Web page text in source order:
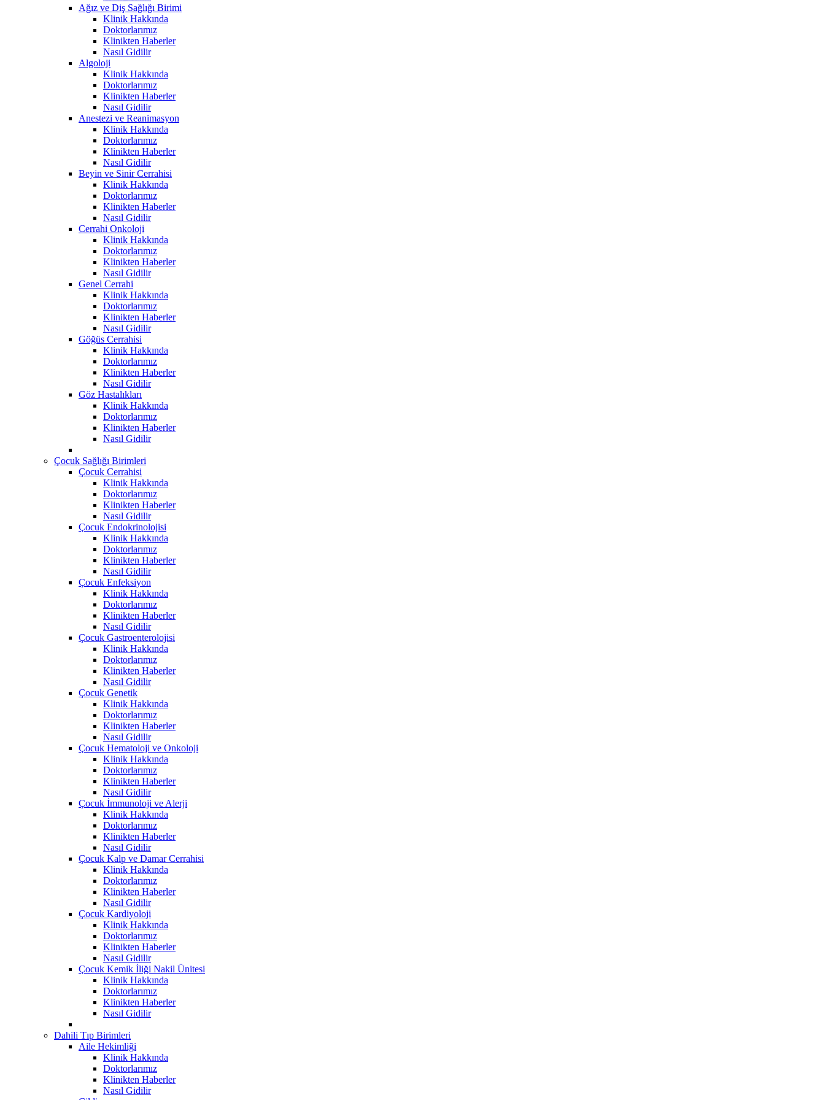
Ağız ve Diş Sağlığı Birimi
Klinik Hakkında
Doktorlarımız
Klinikten Haberler
Nasıl Gidilir
Algoloji
Klinik Hakkında
Doktorlarımız
Klinikten Haberler
Nasıl Gidilir
Anestezi ve Reanimasyon
Klinik Hakkında
Doktorlarımız
Klinikten Haberler
Nasıl Gidilir
Beyin ve Sinir Cerrahisi
Klinik Hakkında
Doktorlarımız
Klinikten Haberler
Nasıl Gidilir
Cerrahi Onkoloji
Klinik Hakkında
Doktorlarımız
Klinikten Haberler
Nasıl Gidilir
Genel Cerrahi
Klinik Hakkında
Doktorlarımız
Klinikten Haberler
Nasıl Gidilir
Göğüs Cerrahisi
Klinik Hakkında
Doktorlarımız
Klinikten Haberler
Nasıl Gidilir
Göz Hastalıkları
Klinik Hakkında
Doktorlarımız
Klinikten Haberler
Nasıl Gidilir
Çocuk Sağlığı Birimleri
Çocuk Cerrahisi
Klinik Hakkında
Doktorlarımız
Klinikten Haberler
Nasıl Gidilir
Çocuk Endokrinolojisi
Klinik Hakkında
Doktorlarımız
Klinikten Haberler
Nasıl Gidilir
Çocuk Enfeksiyon
Klinik Hakkında
Doktorlarımız
Klinikten Haberler
Nasıl Gidilir
Çocuk Gastroenterolojisi
Klinik Hakkında
Doktorlarımız
Klinikten Haberler
Nasıl Gidilir
Çocuk Genetik
Klinik Hakkında
Doktorlarımız
Klinikten Haberler
Nasıl Gidilir
Çocuk Hematoloji ve Onkoloji
Klinik Hakkında
Doktorlarımız
Klinikten Haberler
Nasıl Gidilir
Çocuk İmmunoloji ve Alerji
Klinik Hakkında
Doktorlarımız
Klinikten Haberler
Nasıl Gidilir
Çocuk Kalp ve Damar Cerrahisi
Klinik Hakkında
Doktorlarımız
Klinikten Haberler
Nasıl Gidilir
Çocuk Kardiyoloji
Klinik Hakkında
Doktorlarımız
Klinikten Haberler
Nasıl Gidilir
Çocuk Kemik İliği Nakil Ünitesi
Klinik Hakkında
Doktorlarımız
Klinikten Haberler
Nasıl Gidilir
Dahili Tıp Birimleri
Aile Hekimliği
Klinik Hakkında
Doktorlarımız
Klinikten Haberler
Nasıl Gidilir